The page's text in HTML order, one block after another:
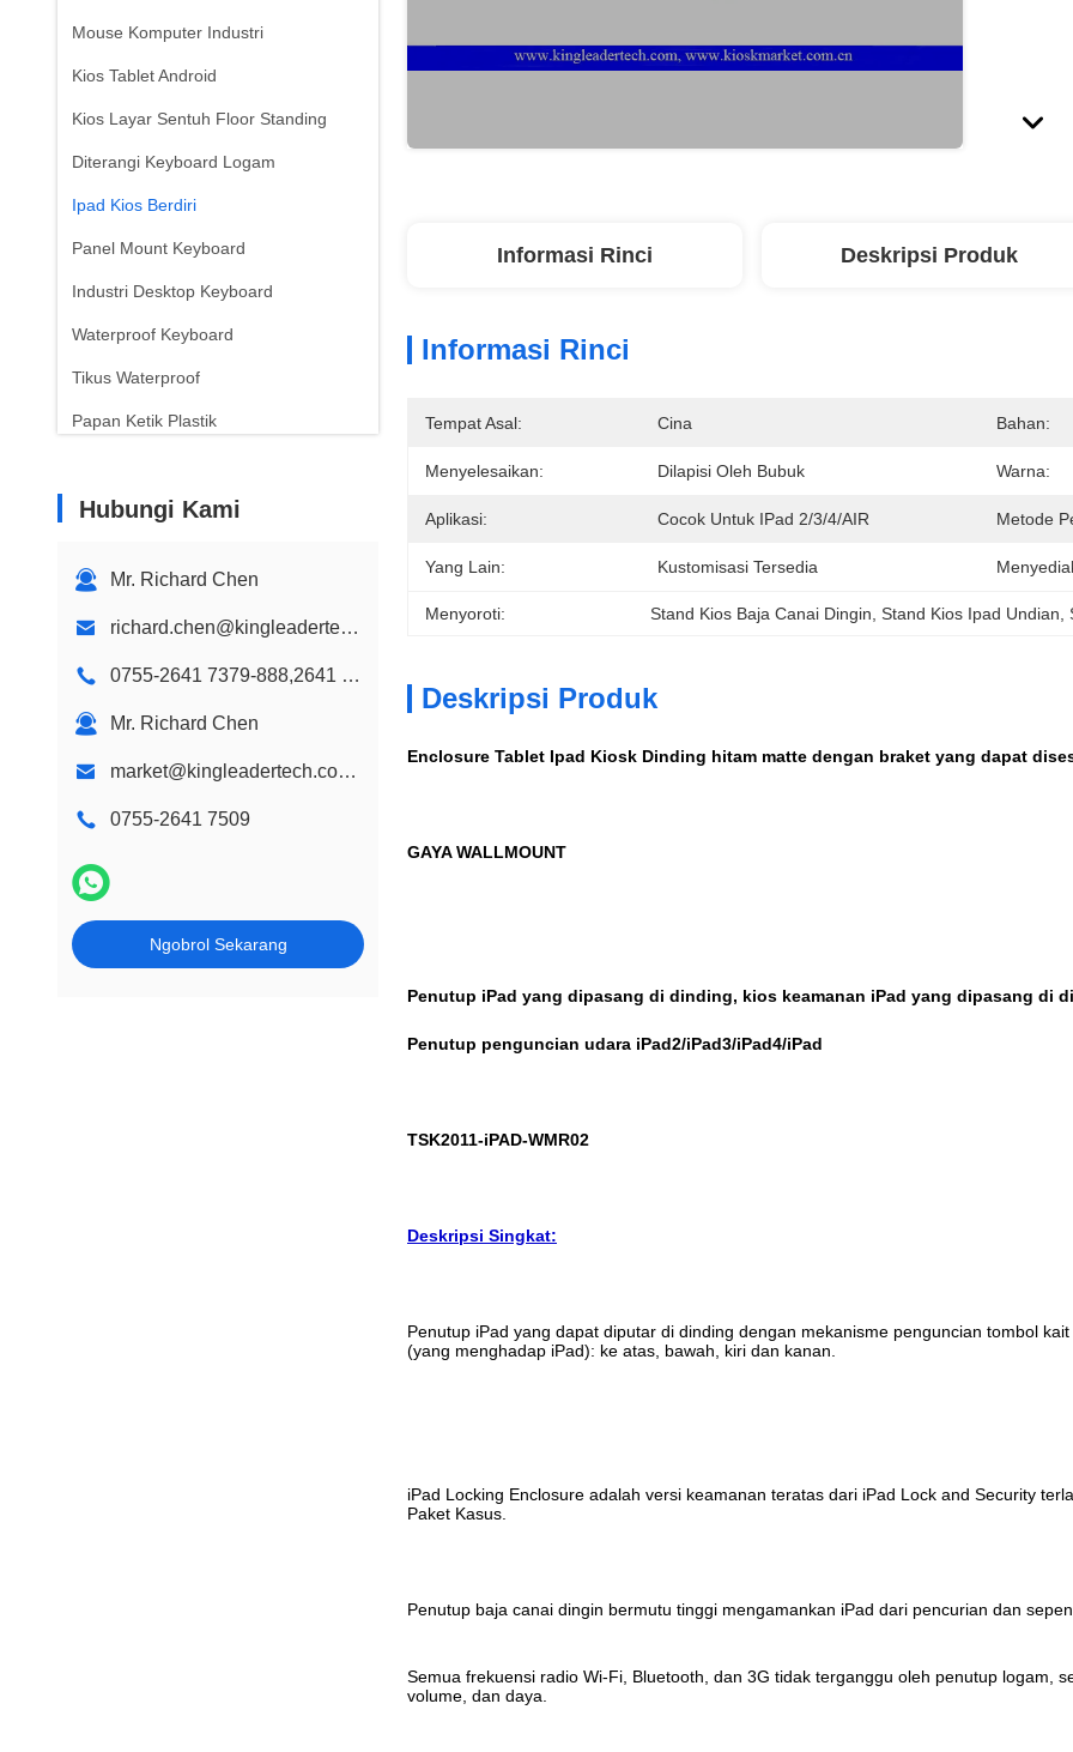
Mouse Komputer Industri
Kios Tablet Android
Kios Layar Sentuh Floor Standing
Diterangi Keyboard Logam
Ipad Kios Berdiri
Panel Mount Keyboard
Industri Desktop Keyboard
Waterproof Keyboard
Tikus Waterproof
Papan Ketik Plastik
Dinding Gunung Kios
Desain Kios kustom
Kios papan nama digital
Hubungi Kami
Mr. Richard Chen
richard.chen@kingleadertech.com
0755-2641 7379-888,2641 9575
Mr. Richard Chen
market@kingleadertech.com echo@kingleadertech.com
0755-2641 7509
Ngobrol Sekarang
Informasi Rinci Deskripsi Produk
Informasi Rinci
Tempat Asal: Cina Bahan:
Menyelesaikan: Dilapisi Oleh Bubuk Warna:
Aplikasi: Cocok Untuk IPad 2/3/4/AIR Metode
Yang Lain: Kustomisasi Tersedia
Menyoroti: Stand Kios Baja Canai Dingin , Stand Kios Ipad Undian ,
Deskripsi Produk
Enclosure Tablet Ipad Kiosk Dinding hitam matte dengan braket yang dapat
GAYA WALLMOUNT
Penutup iPad yang dipasang di dinding, kios keamanan iPad yang dipasang di
Penutup penguncian udara iPad2/iPad3/iPad4/iPad
TSK2011-iPAD-WMR02
Deskripsi Singkat:
Penutup iPad yang dapat diputar di dinding dengan mekanisme penguncian tombol
(yang menghadap iPad): ke atas, bawah, kiri dan kanan.
iPad Locking Enclosure adalah versi keamanan teratas dari iPad Lock and Security
Paket Kasus.
Penutup baja canai dingin bermutu tinggi mengamankan iPad dari pencurian dan
Semua frekuensi radio Wi-Fi, Bluetooth, dan 3G tidak terganggu oleh penutup logam,
volume, dan daya.